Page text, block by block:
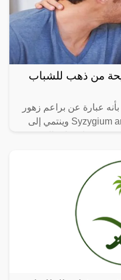
من ذهب للشباب
عبارة عن براعم زهور
مجففة من شجرة “Syzygium aromaticum وينتمي إلى